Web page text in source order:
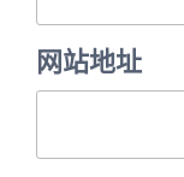
网站地址